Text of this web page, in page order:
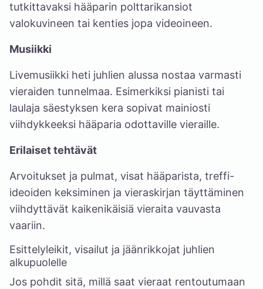
tutkittavaksi hääparin polttarikansiot
valokuvineen tai kenties jopa videoineen.
Musiikki
Livemusiikki heti juhlien alussa nostaa varmasti
vieraiden tunnelmaa. Esimerkiksi pianisti tai
laulaja säestyksen kera sopivat mainiosti
viihdykkeeksi hääparia odottaville vieraille.
Erilaiset tehtävät
Arvoitukset ja pulmat, visat hääparista, treffi-
ideoiden keksiminen ja vieraskirjan täyttäminen
viihdyttävät kaikenikäisiä vieraita vauvasta
vaariin.
Esittelyleikit, visailut ja jäänrikkojat juhlien
alkupuolelle
Jos pohdit sitä, millä saat vieraat rentoutumaan